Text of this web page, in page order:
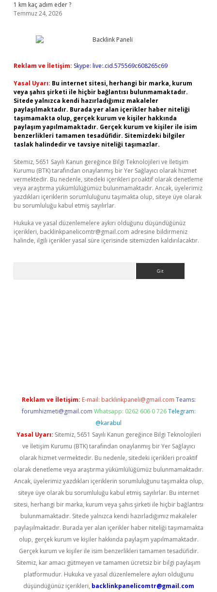
1 km kaç adım eder ?
Temmuz 24, 2026
Reklam ve İletişim: Skype: live:.cid.575569c608265c69
Yasal Uyarı: Bu internet sitesi, herhangi bir marka, kurum
veya şahıs şirketi ile hiçbir bağlantısı bulunmamaktadır.
Sitede yalnızca kendi hazırladığımız makaleler
paylaşılmaktadır. Burada yer alan içerikler haber niteliği
taşımamakta olup, gerçek kurum ve kişiler hakkında
paylaşım yapılmamaktadır. Gerçek kurum ve kişiler ile isim
benzerlikleri tamamen tesadüfidir. Sitemizdeki bilgiler
taslak halindedir ve tavsiye niteliği taşımazlar.
Sitemiz, 5651 Sayılı Kanun gereğince Bilgi Teknolojileri ve İletişim
Kurumu (BTK) tarafından onaylanmış bir Yer Sağlayıcı olarak hizmet
vermektedir. Bu nedenle, sitedeki içerikleri proaktif olarak denetleme
veya araştırma yükümlülüğümüz bulunmamaktadır. Ancak, üyelerimiz
yazdıkları içeriklerin sorumluluğunu taşımakta olup, siteye üye olarak
bu sorumluluğu kabul etmiş sayılırlar.
Hukuka ve yasal düzenlemelere aykırı olduğunu düşündüğünüz
içerikleri, backlinkpanelicomtr@gmail.com adresine bildirmeniz
halinde, ilgili içerikler yasal süre içerisinde sitemizden kaldırılacaktır.
Reklam ve İletişim: E-mail: backlinkpaneli@gmail.com Teams:
forumhizmeti@gmail.com Whatsapp: 0262 606 0 726 Telegram:
@karabul
Yasal Uyarı: Sitemiz, 5651 Sayılı Kanun gereğince Bilgi Teknolojileri
ve İletişim Kurumu (BTK) tarafından onaylanmış bir Yer Sağlayıcı
olarak hizmet vermektedir. Bu nedenle, sitedeki içerikleri proaktif
olarak denetleme veya araştırma yükümlülüğümüz bulunmamaktadır.
Ancak, üyelerimiz yazdıkları içeriklerin sorumluluğunu taşımakta olup,
siteye üye olarak bu sorumluluğu kabul etmiş sayılırlar. Bu internet
sitesi, herhangi bir marka, kurum veya şahıs şirketi ile hiçbir bağlantısı
bulunmamaktadır. Sitede yalnızca kendi hazırladığımız makaleler
paylaşılmaktadır. Burada yer alan içerikler haber niteliği taşımamakta
olup, gerçek kurum ve kişiler hakkında paylaşım yapılmamaktadır.
Gerçek kurum ve kişiler ile isim benzerlikleri tamamen tesadüfidir.
Sitemiz, kar amacı gütmeyen ve tamamen ücretsiz bir bilgi paylaşım
platformudur. Hukuka ve yasal düzenlemelere aykırı olduğunu
düşündüğünüz içerikleri, backlinkpanelicomtr@gmail.com